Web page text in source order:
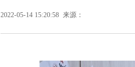
2022-05-14 15:20:58 来源：